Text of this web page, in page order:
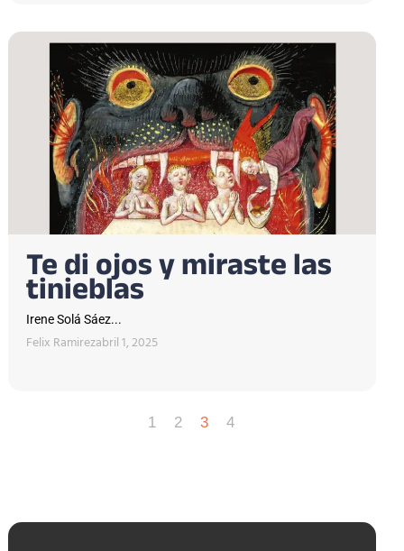
Te di ojos y miraste las
tinieblas
Irene Solá Sáez...
Felix Ramirezabril 1, 2025
1 2 3 4